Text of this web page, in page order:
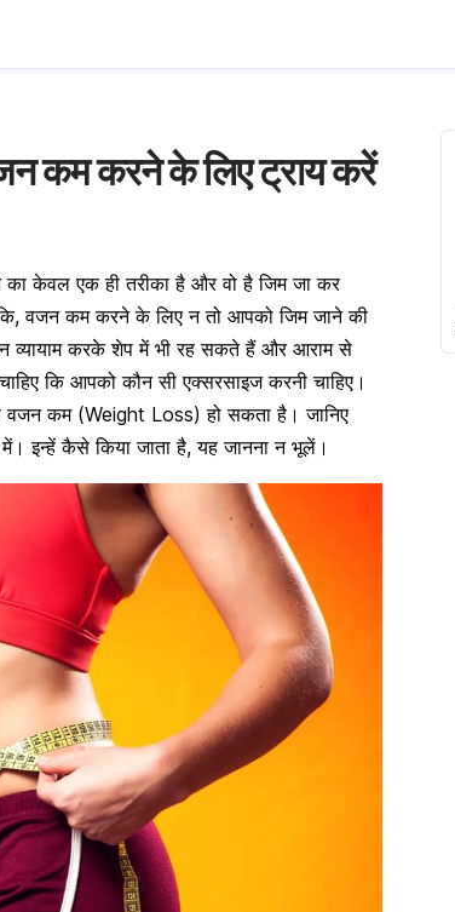
कम करने के लिए ट्राय करें
केवल एक ही तरीका है और वो है जिम जा कर
वजन कम करने के लिए न तो आपको जिम जाने की
करके शेप में भी रह सकते हैं और आराम से
कि आपको कौन सी एक्सरसाइज करनी चाहिए।
कम (Weight Loss) हो सकता है। जानिए
इन्हें कैसे किया जाता है, यह जानना न भूलें।